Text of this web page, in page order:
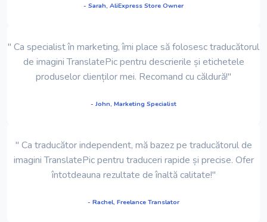
- Sarah, AliExpress Store Owner
" Ca specialist în marketing, îmi place să folosesc traducătorul
de imagini TranslatePic pentru descrierile și etichetele
produselor clienților mei. Recomand cu căldură!"
- John, Marketing Specialist
" Ca traducător independent, mă bazez pe traducătorul de
imagini TranslatePic pentru traduceri rapide și precise. Ofer
întotdeauna rezultate de înaltă calitate!"
- Rachel, Freelance Translator